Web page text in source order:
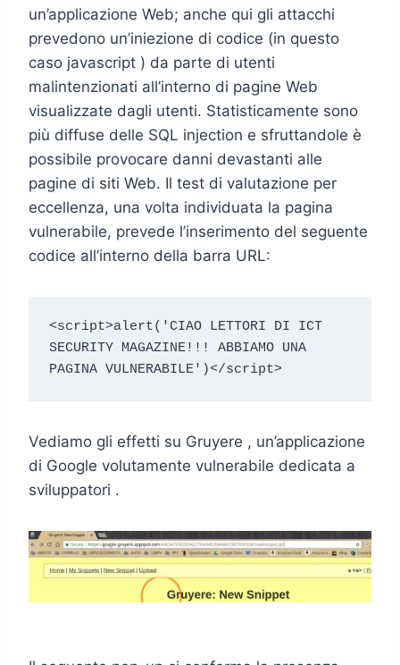
un’applicazione Web; anche qui gli attacchi
prevedono un’iniezione di codice (in questo
caso javascript ) da parte di utenti
malintenzionati all’interno di pagine Web
visualizzate dagli utenti. Statisticamente sono
più diffuse delle SQL injection e sfruttandole è
possibile provocare danni devastanti alle
pagine di siti Web. Il test di valutazione per
eccellenza, una volta individuata la pagina
vulnerabile, prevede l’inserimento del seguente
codice all’interno della barra URL:
<script>alert('CIAO LETTORI DI ICT
SECURITY MAGAZINE!!! ABBIAMO UNA
PAGINA VULNERABILE')</script>
Vediamo gli effetti su Gruyere , un’applicazione
di Google volutamente vulnerabile dedicata a
sviluppatori .